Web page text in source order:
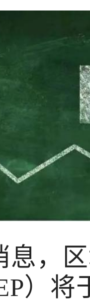
息，
）将